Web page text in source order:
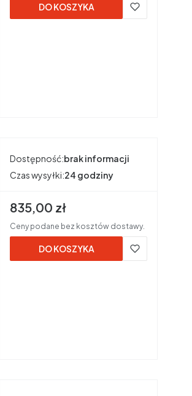
DO KOSZYKA
Dostępność:brak informacji
Czas wysyłki:24 godziny
Cena brutto
835,00 zł
Ceny podane bez kosztów dostawy.
DO KOSZYKA